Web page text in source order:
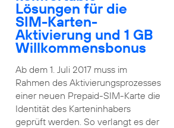
Lösungen für die
SIM-Karten-
Aktivierung und 1 GB
Willkommensbonus
Ab dem 1. Juli 2017 muss im
Rahmen des Aktivierungsprozesses
einer neuen Prepaid-SIM-Karte die
Identität des Karteninhabers
geprüft werden. So verlangt es der